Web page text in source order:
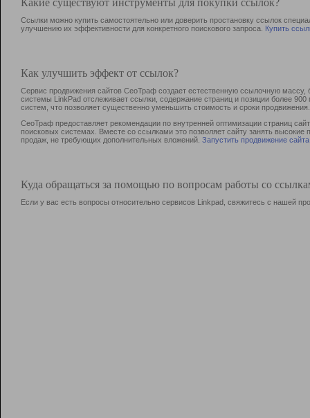
Какие существуют инструменты для покупки ссылок?
Ссылки можно купить самостоятельно или доверить простановку ссылок
улучшению их эффективности для конкретного поискового запроса. Купить
Как улучшить эффект от ссылок?
Сервис продвижения сайтов СеоТраф создает естественную ссылочную
системы LinkPad отслеживает ссылки, содержание страниц и позиции более
систем, что позволяет существенно уменьшить стоимость и сроки продвижения.
СеоТраф предоставляет рекомендации по внутренней оптимизации страниц
поисковых системах. Вместе со ссылками это позволяет сайту занять
продаж, не требующих дополнительных вложений. Запустить продвижение сайта
Куда обращаться за помощью по вопросам работы со
Если у вас есть вопросы относительно сервисов Linkpad, свяжитесь с нашей